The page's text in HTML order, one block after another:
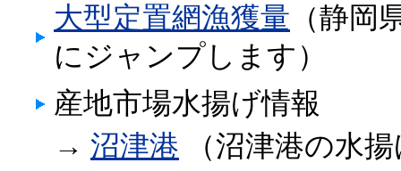
大型定置網漁獲量 （静岡
にジャンプします）
産地市場水揚げ情報
→ 沼津港 （沼津港の水